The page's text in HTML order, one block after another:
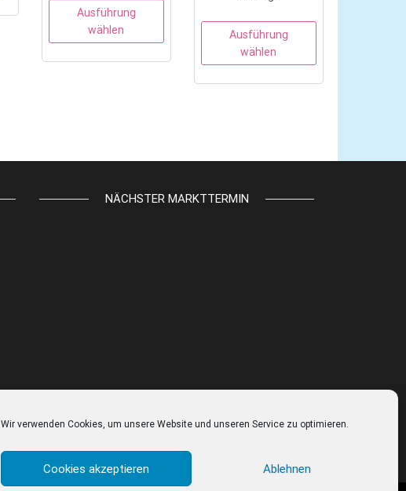
Wir verwenden Cookies, um unsere Website und unseren Service zu optimieren.
Cookies akzeptieren Ablehnen
Ausführung
wählen
Dieses Produkt weist mehrere Varianten auf.
Ausführung
wählen
Dieses Produkt
NÄCHSTER MARKTTERMIN